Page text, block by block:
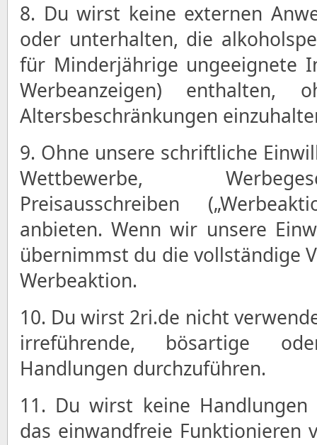
8. Du wirst keine externen
oder unterhalten, die
für Minderjährige ungeeignete
Werbeanzeigen) enthalten,
Altersbeschränkungen
9. Ohne unsere schriftliche
Wettbewerbe,
Preisausschreiben
anbieten. Wenn wir unsere
übernimmst du die vollständige
Werbeaktion.
10. Du wirst 2ri.de nicht
irreführende, bösartige
Handlungen durchzuführen.
11. Du wirst keine Handlungen
das einwandfreie Funktionieren